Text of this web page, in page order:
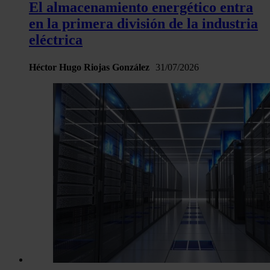
haya proporcionado o que hayan recopilado a partir del uso
hecho de sus servicios.
El almacenamiento energético entra
en la primera división de la industria
eléctrica
Héctor Hugo Riojas González 31/07/2026